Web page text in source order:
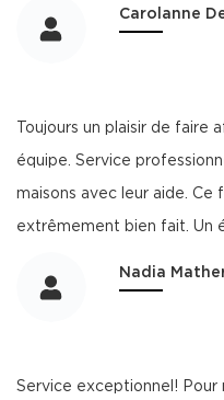
Carolanne
Toujours un plaisir de faire
équipe. Service
maisons avec leur aide. Ce
extrêmement bien fait. Un
Nadia
Service exceptionnel! Pour